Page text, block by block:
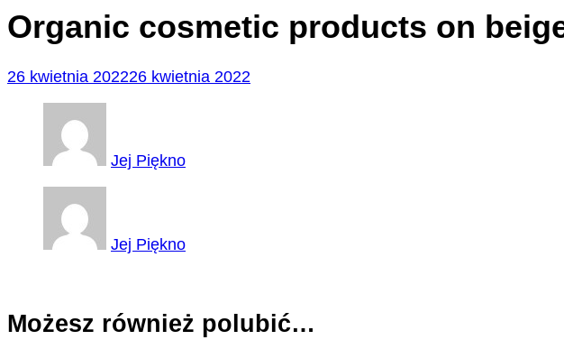
Organic cosmetic products on
26 kwietnia 202226 kwietnia 2022
Jej Piękno
Jej Piękno
Możesz również polubić…